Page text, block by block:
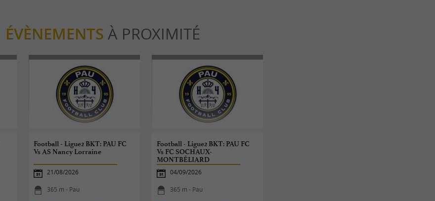
ÉVÈNEMENTS À PROXIMITÉ
Football - Ligue2 BKT: PAU FC
Vs AS Nancy Lorraine
21/08/2026
365 m - Pau
Football - Ligue2 BKT: PAU FC
Vs FC SOCHAUX-
MONTBÉLIARD
04/09/2026
365 m - Pau